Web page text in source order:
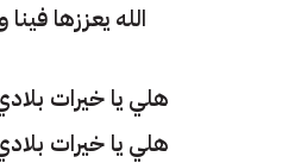
الله يعززها فينا
هلي يا خيرات
هلي يا خيرات